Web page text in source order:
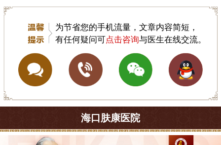
为节省您的手机流量，文章内容简短，
有任何疑问可点击咨询与医生在线交流。
海口肤康医院